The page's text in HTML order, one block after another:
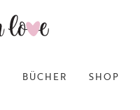
BÜCHER SHOP